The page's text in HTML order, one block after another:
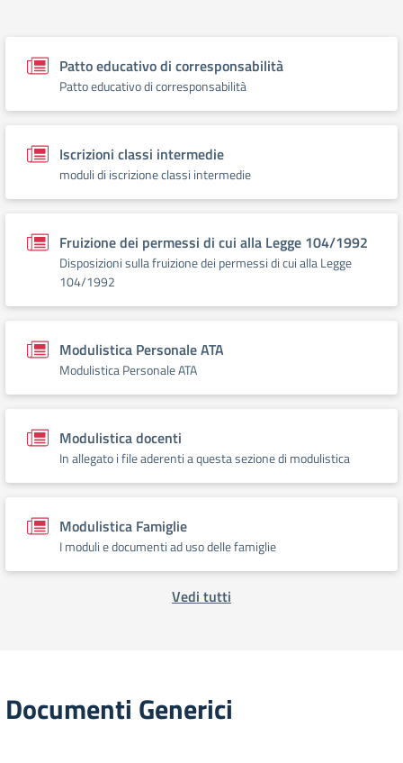
Patto educativo di corresponsabilità
Patto educativo di corresponsabilità
Iscrizioni classi intermedie
moduli di iscrizione classi intermedie
Fruizione dei permessi di cui alla Legge 104/1992
Disposizioni sulla fruizione dei permessi di cui alla Legge
104/1992
Modulistica Personale ATA
Modulistica Personale ATA
Modulistica docenti
In allegato i file aderenti a questa sezione di modulistica
Modulistica Famiglie
I moduli e documenti ad uso delle famiglie
Vedi tutti
Documenti Generici